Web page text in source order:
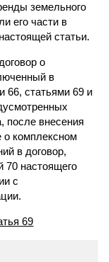
земельного
его части в
статьи.
о
в
66, статьями 69 и
после внесения
о комплексном
в договор,
70 настоящего
с
69